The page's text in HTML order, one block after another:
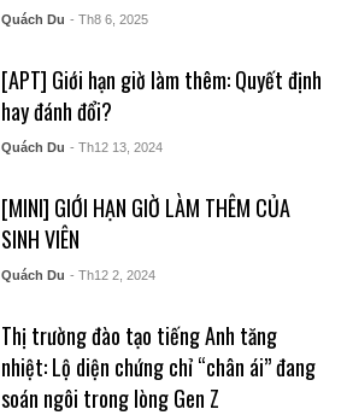
Quách Du - Th8 6, 2025
[APT] Giới hạn giờ làm thêm: Quyết định
hay đánh đổi?
Quách Du - Th12 13, 2024
[MINI] GIỚI HẠN GIỜ LÀM THÊM CỦA
SINH VIÊN
Quách Du - Th12 2, 2024
Thị trường đào tạo tiếng Anh tăng
nhiệt: Lộ diện chứng chỉ “chân ái” đang
soán ngôi trong lòng Gen Z